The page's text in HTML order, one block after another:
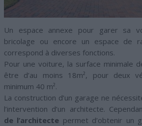
Un espace annexe pour garer sa
bricolage ou encore un espace de
correspond à diverses fonctions.
Pour une voiture, la surface minimale
être d’au moins 18m², pour deux
minimum 40 m².
La construction d’un garage ne
l’intervention d’un architecte.
de l’architecte permet d’obtenir un